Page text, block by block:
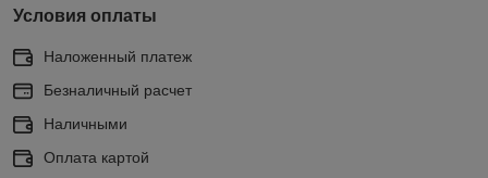
Условия оплаты
Наложенный платеж
Безналичный расчет
Наличными
Оплата картой